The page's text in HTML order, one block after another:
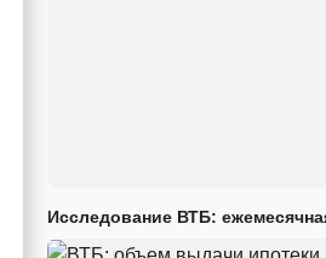
Исследование ВТБ: